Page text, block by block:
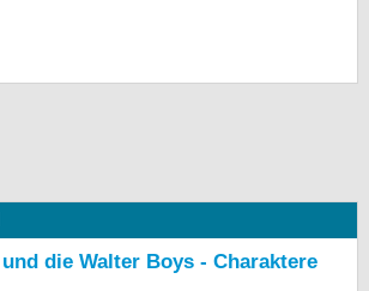
die Walter Boys - Charaktere